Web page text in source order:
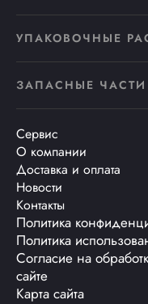
УПАКОВОЧНЫЕ
ЗАПАСНЫЕ ЧАСТИ
Сервис
О компании
Доставка и оплата
Новости
Контакты
Политика
Политика
Согласие на
сайте
Карта сайта